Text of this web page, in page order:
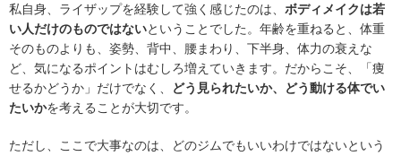
私自身、ライザップを経験して強く感じたのは、 ボディメイクは若
い人だけのものではないということでした。年齢を重ねると、体重
そのものよりも、姿勢、背中、腰まわり、下半身、体力の衰えな
ど、気になるポイントはむしろ増えていきます。だからこそ、「痩
せるかどうか」だけでなく、
どう見られたいか、どう動ける体でい
たいかを考えることが大切です。
ただし、ここで大事なのは、どのジムでもいいわけではないという